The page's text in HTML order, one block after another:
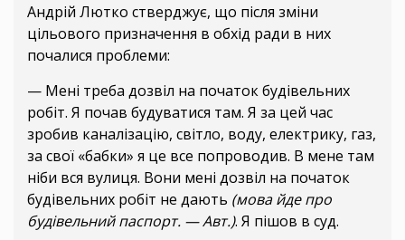
Андрій Лютко стверджує, що після зміни
цільового призначення в обхід ради в них
почалися проблеми:
— Мені треба дозвіл на початок будівельних
робіт. Я почав будуватися там. Я за цей час
зробив каналізацію, світло, воду, електрику, газ,
за свої «бабки» я це все попроводив. В мене там
ніби вся вулиця. Вони мені дозвіл на початок
будівельних робіт не дають (мова йде про
будівельний паспорт. — Авт.). Я пішов в суд.